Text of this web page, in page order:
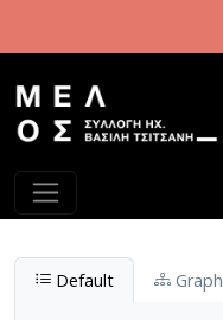
Default Graph